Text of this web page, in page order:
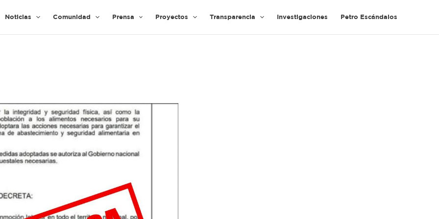
Noticias Comunidad Prensa Proyectos Transparencia Investigaciones Petro Escándalos